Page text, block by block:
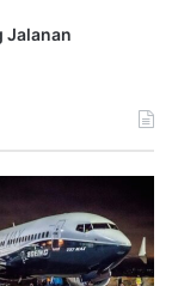
Jalanan